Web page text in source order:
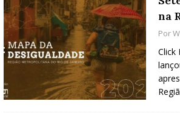
na
Por
Click